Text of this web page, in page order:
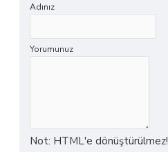
Adınız
Yorumunuz
Not: HTML'e dönüştürülmez!